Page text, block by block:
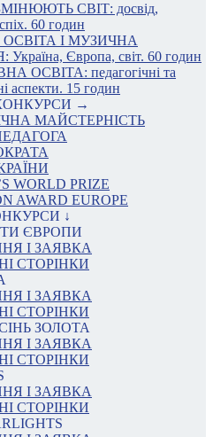
СВІТ: досвід,
60 годин
І МУЗИЧНА
Європа, світ. 60 годин
ОСВІТА: педагогічні та
аспекти. 15 годин
→
МАЙСТЕРНІСТЬ
WORLD PRIZE
AWARD EUROPE
↓
ЄВРОПИ
І ЗАЯВКА
СТОРІНКИ
І ЗАЯВКА
СТОРІНКИ
ЗОЛОТА
І ЗАЯВКА
СТОРІНКИ
І ЗАЯВКА
СТОРІНКИ